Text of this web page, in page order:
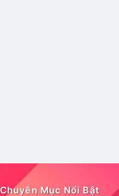
Chuyên Mục Nổi Bật